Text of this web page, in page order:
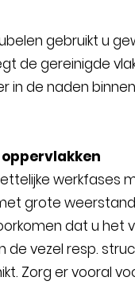
gebruikt u
de gereinigde
de naden
werkfases
grote
dat u het
vezel resp.
Zorg er vooral